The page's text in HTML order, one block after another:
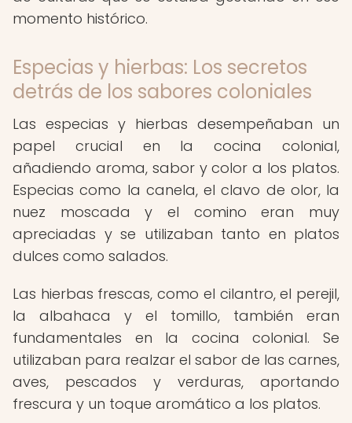
momento histórico.
Especias y hierbas: Los secretos
detrás de los sabores coloniales
Las especias y hierbas desempeñaban un
papel crucial en la cocina colonial,
añadiendo aroma, sabor y color a los platos.
Especias como la canela, el clavo de olor, la
nuez moscada y el comino eran muy
apreciadas y se utilizaban tanto en platos
dulces como salados.
Las hierbas frescas, como el cilantro, el perejil,
la albahaca y el tomillo, también eran
fundamentales en la cocina colonial. Se
utilizaban para realzar el sabor de las carnes,
aves, pescados y verduras, aportando
frescura y un toque aromático a los platos.